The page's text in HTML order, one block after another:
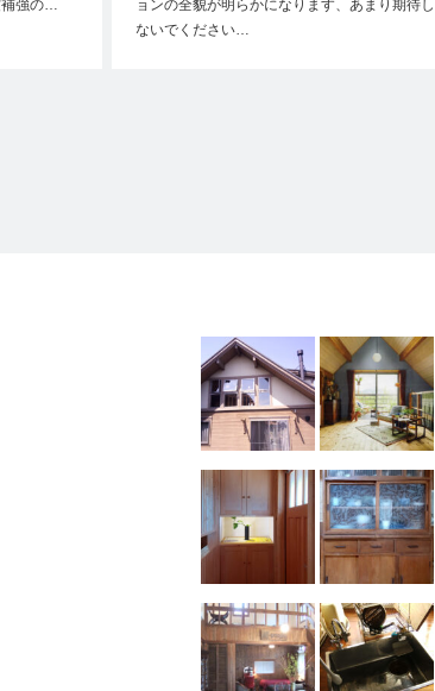
補強の…
ョンの全貌が明らかになります、あまり期待し
ないでください…